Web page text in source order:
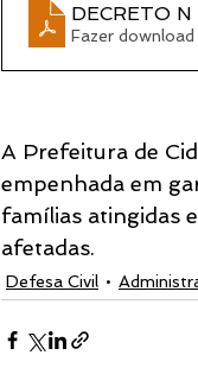
DECRETO
Fazer download
A Prefeitura de
empenhada em
famílias atingidas
afetadas.
Defesa Civil